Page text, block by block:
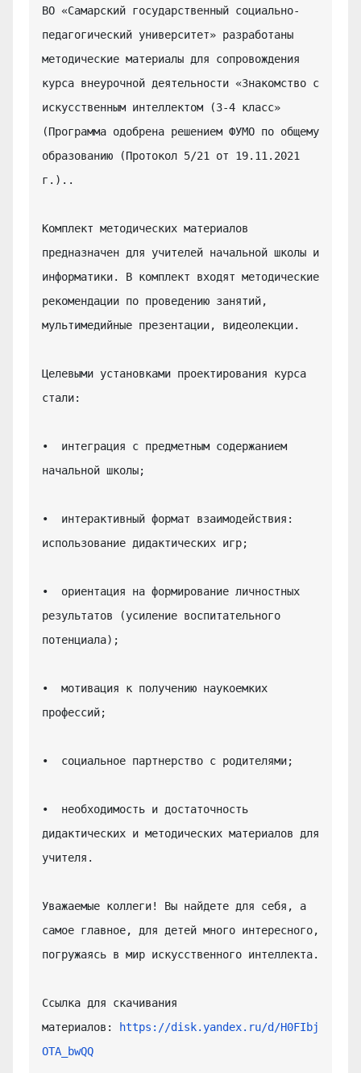
ВО «Самарский государственный социально-
педагогический университет» разработаны
методические материалы для сопровождения
курса внеурочной деятельности «Знакомство с
искусственным интеллектом (3-4 класс»
(Программа одобрена решением ФУМО по общему
образованию (Протокол 5/21 от 19.11.2021
г.)..
Комплект методических материалов
предназначен для учителей начальной школы и
информатики. В комплект входят методические
рекомендации по проведению занятий,
мультимедийные презентации, видеолекции.
Целевыми установками проектирования курса
стали:
•  интеграция с предметным содержанием
начальной школы;
•  интерактивный формат взаимодействия:
использование дидактических игр;
•  ориентация на формирование личностных
результатов (усиление воспитательного
потенциала);
•  мотивация к получению наукоемких
профессий;
•  социальное партнерство с родителями;
•  необходимость и достаточность
дидактических и методических материалов для
учителя.
Уважаемые коллеги! Вы найдете для себя, а
самое главное, для детей много интересного,
погружаясь в мир искусственного интеллекта.
Ссылка для скачивания
материалов: https://disk.yandex.ru/d/H0FIbj
OTA_bwQQ